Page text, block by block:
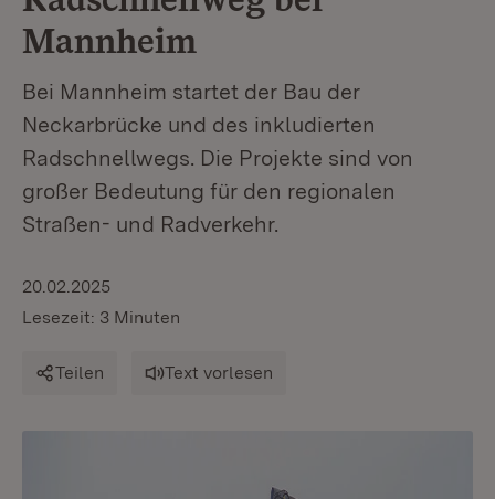
Mannheim
Bei Mannheim startet der Bau der
Neckarbrücke und des inkludierten
Radschnellwegs. Die Projekte sind von
großer Bedeutung für den regionalen
Straßen- und Radverkehr.
20.02.2025
Lesezeit: 3 Minuten
Teilen Text vorlesen